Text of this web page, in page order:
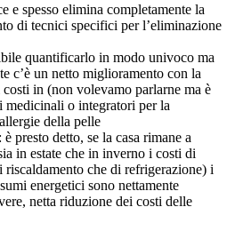
e spesso elimina completamente la
di tecnici specifici per l’eliminazione
quantificarlo in modo univoco ma
c’è un netto miglioramento con la
in (non volevamo parlarne ma è
medicinali o integratori per la
della pelle
: è presto detto, se la casa rimane a
in estate che in inverno i costi di
riscaldamento che di refrigerazione) i
energetici sono nettamente
netta riduzione dei costi delle